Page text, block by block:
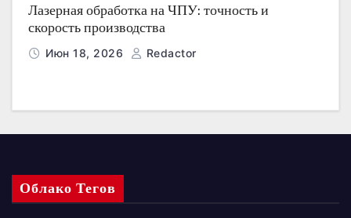
Лазерная обработка на ЧПУ: точность и
скорость производства
Июн 18, 2026 Redactor
Облако Тегов